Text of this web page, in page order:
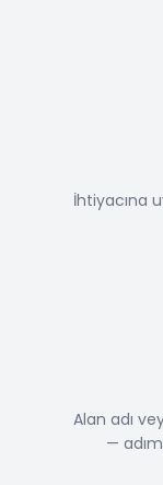
İhtiyacına
Alan adı
—